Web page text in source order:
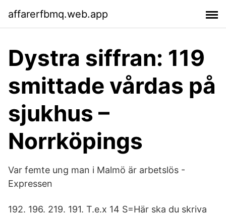
affarerfbmq.web.app
Dystra siffran: 119
smittade vårdas på
sjukhus –
Norrköpings
Var femte ung man i Malmö är arbetslös -
Expressen
192. 196. 219. 191. T.e.x 14 S=Här ska du skriva